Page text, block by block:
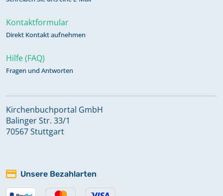
Kontaktformular
Direkt Kontakt aufnehmen
Hilfe (FAQ)
Fragen und Antworten
Kirchenbuchportal GmbH
Balinger Str. 33/1
70567 Stuttgart
Unsere Bezahlarten